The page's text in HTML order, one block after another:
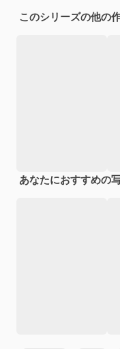
このシリーズの他の
あなたにおすすめの